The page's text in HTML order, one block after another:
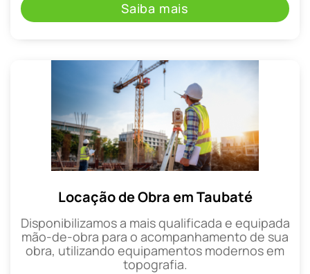
Saiba mais
Locação de Obra em Taubaté
Disponibilizamos a mais qualificada e equipada
mão-de-obra para o acompanhamento de sua
obra, utilizando equipamentos modernos em
topografia.